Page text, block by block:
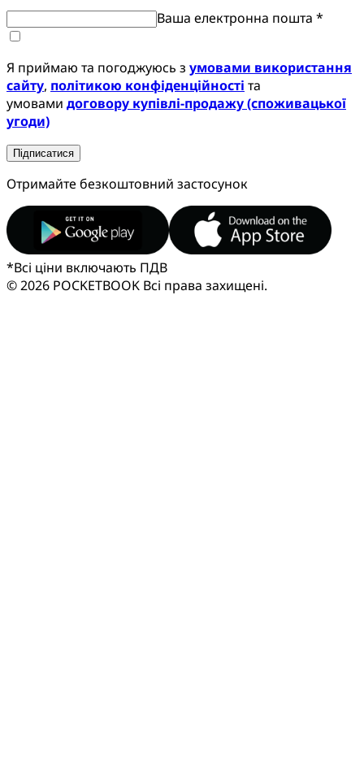
Ваша електронна пошта *
Я приймаю та погоджуюсь з умовами використання
сайту, політикою конфіденційності та
умовами договору купівлі-продажу (споживацької
угоди)
Підписатися
Отримайте безкоштовний застосунок
*Всі ціни включають ПДВ
© 2026 POCKETBOOK Всі права захищені.